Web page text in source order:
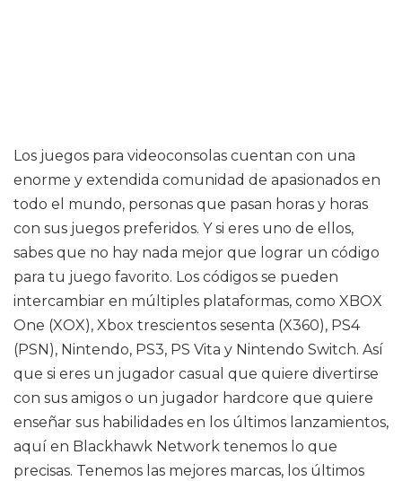
Los juegos para videoconsolas cuentan con una
enorme y extendida comunidad de apasionados en
todo el mundo, personas que pasan horas y horas
con sus juegos preferidos. Y si eres uno de ellos,
sabes que no hay nada mejor que lograr un código
para tu juego favorito. Los códigos se pueden
intercambiar en múltiples plataformas, como XBOX
One (XOX), Xbox trescientos sesenta (X360), PS4
(PSN), Nintendo, PS3, PS Vita y Nintendo Switch. Así
que si eres un jugador casual que quiere divertirse
con sus amigos o un jugador hardcore que quiere
enseñar sus habilidades en los últimos lanzamientos,
aquí en Blackhawk Network tenemos lo que
precisas. Tenemos las mejores marcas, los últimos